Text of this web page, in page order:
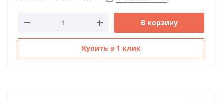
В корзину
Купить в 1 клик